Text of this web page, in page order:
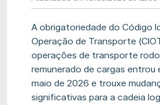
A obrigatoriedade do Código
Operação de Transporte
operações de transporte
remunerado de cargas entrou
maio de 2026 e trouxe
significativas para a cadeia